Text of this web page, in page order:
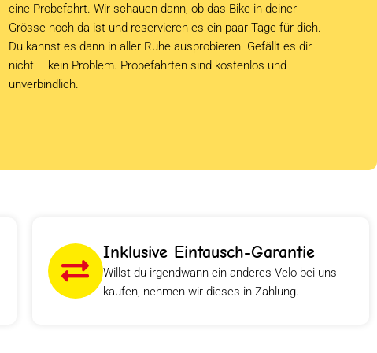
eine Probefahrt. Wir schauen dann, ob das Bike in deiner
Grösse noch da ist und reservieren es ein paar Tage für dich.
Du kannst es dann in aller Ruhe ausprobieren. Gefällt es dir
nicht – kein Problem. Probefahrten sind kostenlos und
unverbindlich.
Inklusive Eintausch-Garantie
Willst du irgendwann ein anderes Velo bei uns
kaufen, nehmen wir dieses in Zahlung.